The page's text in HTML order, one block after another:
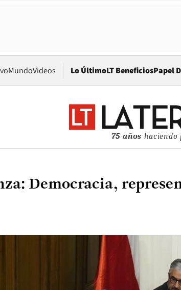
MundoVideos Lo ÚltimoLT BeneficiosPapel
75 años haciendo
Democracia,